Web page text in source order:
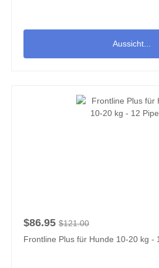
Aussicht...
$86.95 $121.00
Frontline Plus für Hunde 10-20 kg -